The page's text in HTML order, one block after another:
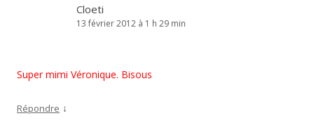
Cloeti
13 février 2012 à 1 h 29 min
Super mimi Véronique. Bisous
Répondre ↓